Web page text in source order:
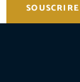
SOUSCRIRE